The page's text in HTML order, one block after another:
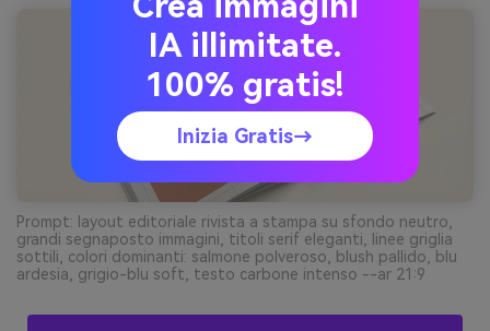
Prompt: layout editoriale rivista a stampa su sfondo neutro,
grandi segnaposto immagini, titoli serif eleganti, linee griglia
sottili, colori dominanti: salmone polveroso, blush pallido, blu
ardesia, grigio-blu soft, testo carbone intenso --ar 21:9
IA illimitate.
100% gratis!
Inizia Gratis→